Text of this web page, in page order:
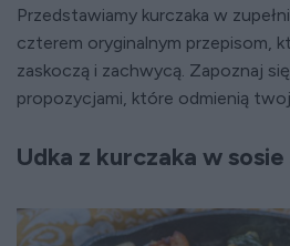
Przedstawiamy kurczaka w
czterem oryginalnym przepisom,
zaskoczą i zachwycą. Zapoznaj
propozycjami, które odmienią
Udka z kurczaka w